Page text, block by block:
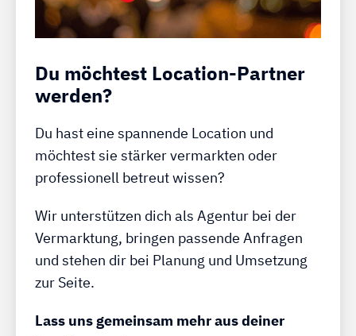
Du möchtest Location-Partner
werden?
Du hast eine spannende Location und
möchtest sie stärker vermarkten oder
professionell betreut wissen?
Wir unterstützen dich als Agentur bei der
Vermarktung, bringen passende Anfragen
und stehen dir bei Planung und Umsetzung
zur Seite.
Lass uns gemeinsam mehr aus deiner